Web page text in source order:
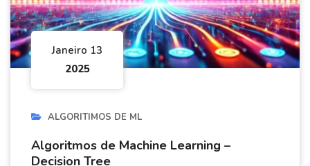
Janeiro 13
2025
ALGORITIMOS DE ML
Algoritmos de Machine Learning –
Decision Tree